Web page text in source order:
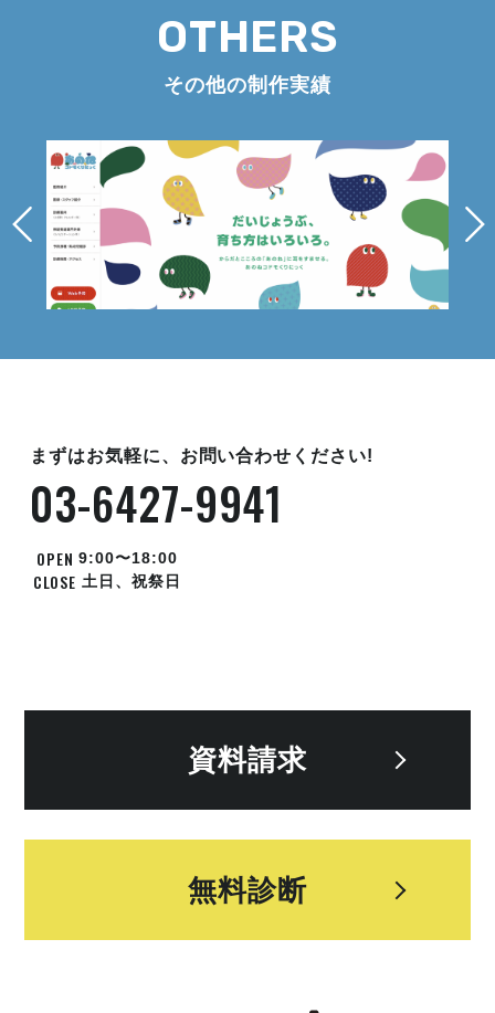
OTHERS
その他の制作実績
まずはお気軽に、お問い合わせください!
03-6427-9941
OPEN 9:00〜18:00
CLOSE 土日、祝祭日
資料請求
無料診断